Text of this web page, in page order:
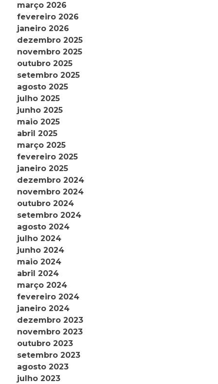
março 2026
fevereiro 2026
janeiro 2026
dezembro 2025
novembro 2025
outubro 2025
setembro 2025
agosto 2025
julho 2025
junho 2025
maio 2025
abril 2025
março 2025
fevereiro 2025
janeiro 2025
dezembro 2024
novembro 2024
outubro 2024
setembro 2024
agosto 2024
julho 2024
junho 2024
maio 2024
abril 2024
março 2024
fevereiro 2024
janeiro 2024
dezembro 2023
novembro 2023
outubro 2023
setembro 2023
agosto 2023
julho 2023